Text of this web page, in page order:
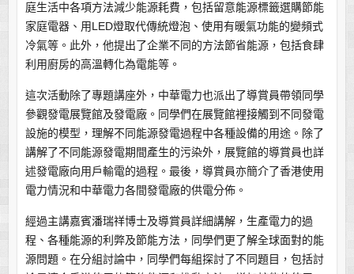
庭生活中各項方法減少能源耗費，包括留意能源標籤選購節能
家庭電器、用LED燈取代傳統燈泡、使用有暖氣功能的變頻式
冷氣等。此外，他提出了企業不同的方法節省能源，包括食肆
利用廚房的高溫轉化為電能等。
這次活動除了專題講座外，中華電力也派出了導賞員帶領同學
參觀發電展覽館及發電廠。同學們在展覽館裡接觸到不同發電
設施的模型，理解不同能源發電過程中各種設備的用途。除了
講解了不同能源發電期間產生的污染外，展覽館的導賞員也詳
述發電廠向用戶輸電的過程。最後，導賞員亦簡介了香港使用
電力情況和中華電力各間發電廠的供電分佈。
經過主講嘉賓潘瑞祥博士及導賞員詳細講解，生產電力的過
程、各種能源的利弊及節能方法，同學們更了解全球面對的能
源問題。在分組討論中，同學們每組探討了不同題目，包括討